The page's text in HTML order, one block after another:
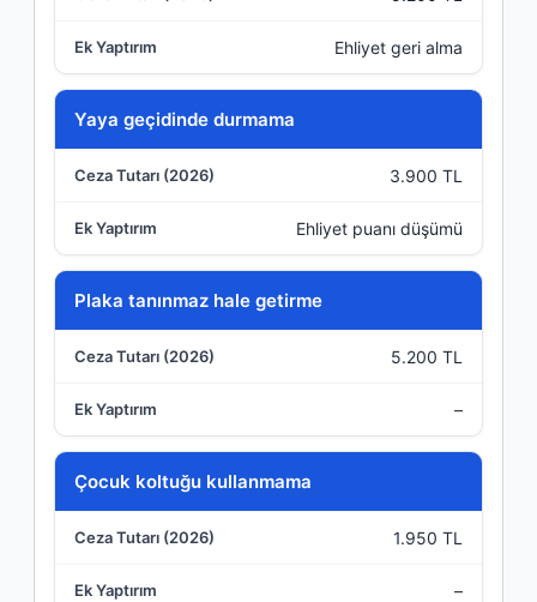
Ehliyet geri alma
Yaya geçidinde durmama
3.900 TL
Ehliyet puanı düşümü
Plaka tanınmaz hale getirme
5.200 TL
–
Çocuk koltuğu kullanmama
1.950 TL
–